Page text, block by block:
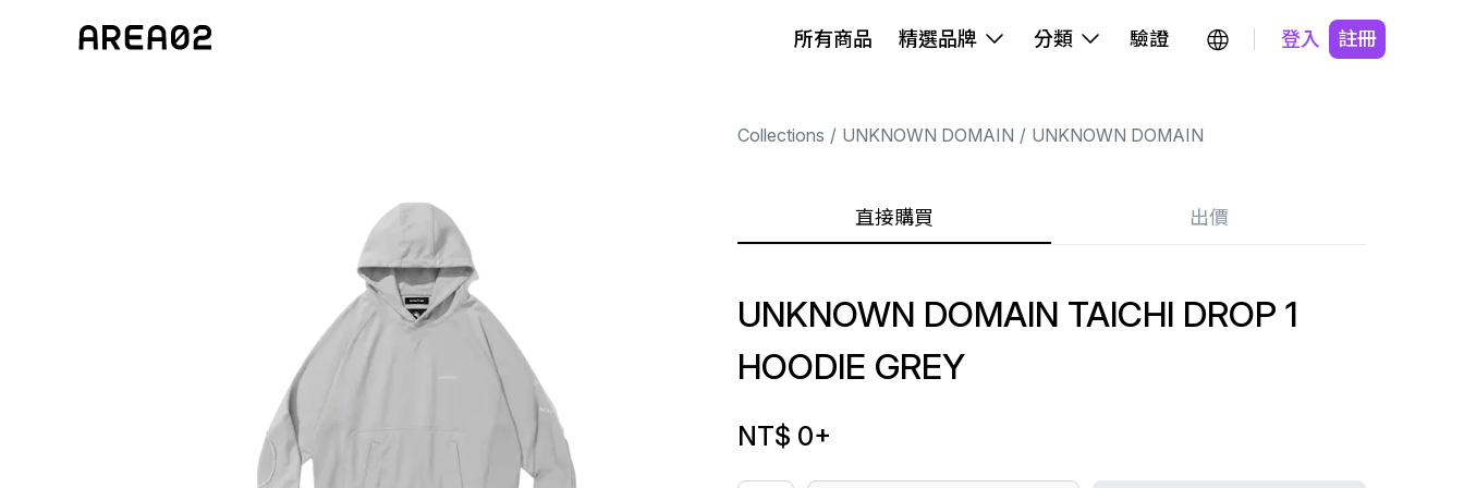
所有商品 精選品牌 分類 驗證 登入 註冊
Collections UNKNOWN DOMAIN UNKNOWN DOMAIN
直接購買 出價
UNKNOWN DOMAIN TAICHI DROP 1
HOODIE GREY
NT$ 0+